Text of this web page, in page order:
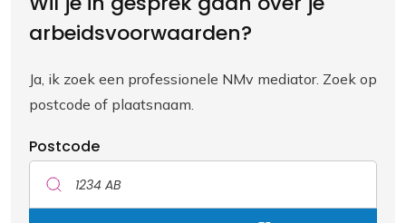
arbeidsvoorwaarden?
Ja, ik zoek een professionele NMv mediator. Zoek op
postcode of plaatsnaam.
Postcode